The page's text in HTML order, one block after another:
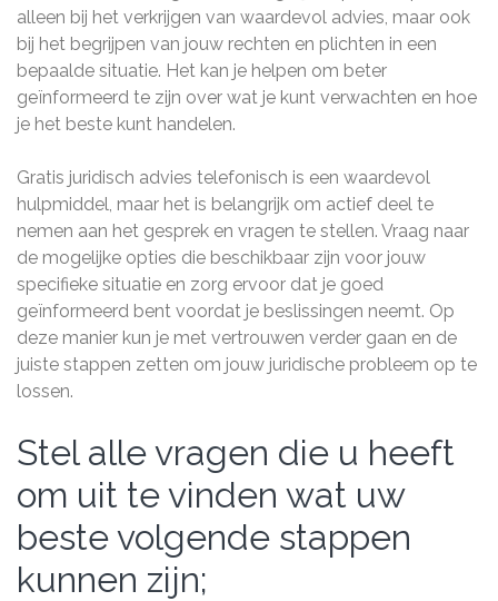
alleen bij het verkrijgen van waardevol advies, maar ook
bij het begrijpen van jouw rechten en plichten in een
bepaalde situatie. Het kan je helpen om beter
geïnformeerd te zijn over wat je kunt verwachten en hoe
je het beste kunt handelen.
Gratis juridisch advies telefonisch is een waardevol
hulpmiddel, maar het is belangrijk om actief deel te
nemen aan het gesprek en vragen te stellen. Vraag naar
de mogelijke opties die beschikbaar zijn voor jouw
specifieke situatie en zorg ervoor dat je goed
geïnformeerd bent voordat je beslissingen neemt. Op
deze manier kun je met vertrouwen verder gaan en de
juiste stappen zetten om jouw juridische probleem op te
lossen.
Stel alle vragen die u heeft
om uit te vinden wat uw
beste volgende stappen
kunnen zijn;